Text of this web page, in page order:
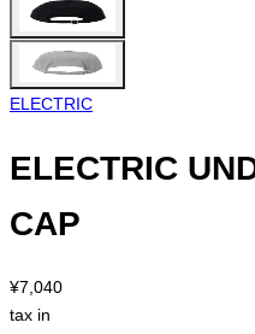
ELECTRIC
ELECTRIC
CAP
¥7,040
tax in